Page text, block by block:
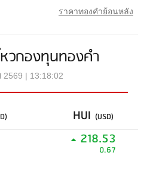
ราคาทองคำย้อนหลัง
วกองทุนทองคำ
| 13:18:02
HUI (USD)
218.53
0.67